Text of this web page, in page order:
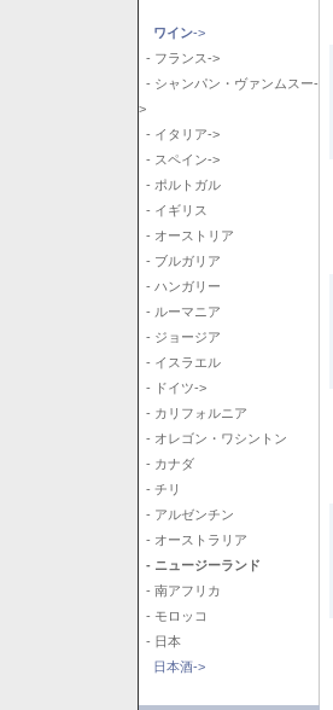
ワイン->
- フランス->
- シャンパン・ヴァンムスー-
>
- イタリア->
- スペイン->
- ポルトガル
- イギリス
- オーストリア
- ブルガリア
- ハンガリー
- ルーマニア
- ジョージア
- イスラエル
- ドイツ->
- カリフォルニア
- オレゴン・ワシントン
- カナダ
- チリ
- アルゼンチン
- オーストラリア
- ニュージーランド
- 南アフリカ
- モロッコ
- 日本
日本酒->